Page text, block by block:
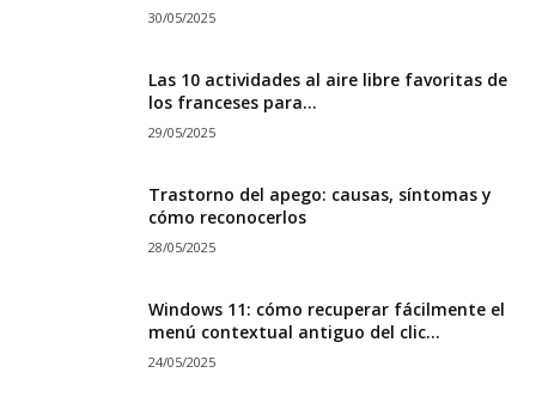
30/05/2025
Las 10 actividades al aire libre favoritas de
los franceses para...
29/05/2025
Trastorno del apego: causas, síntomas y
cómo reconocerlos
28/05/2025
Windows 11: cómo recuperar fácilmente el
menú contextual antiguo del clic...
24/05/2025